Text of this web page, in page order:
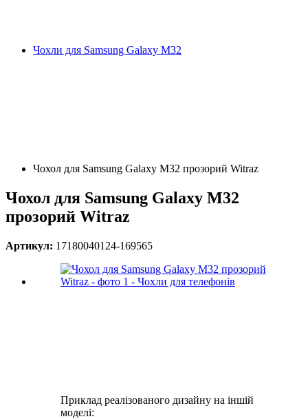
Чохли для Samsung Galaxy M32
Чохол для Samsung Galaxy M32 прозорий Witraz
Чохол для Samsung Galaxy M32
прозорий Witraz
Артикул: 17180040124-169565
Приклад реалізованого дизайну на іншій
моделі: